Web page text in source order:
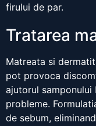
firului de par.
Tratarea
Matreata si
pot provoca
ajutorul
probleme.
de sebum,